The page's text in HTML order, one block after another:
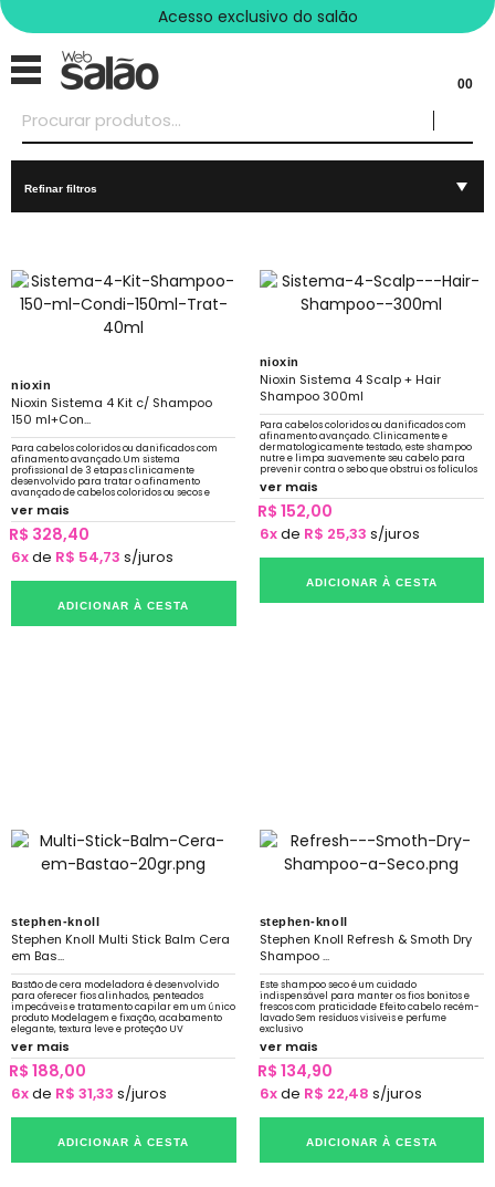
Acesso exclusivo do salão
00
Refinar filtros
nioxin
Nioxin Sistema 4 Kit c/ Shampoo
150 ml+Con...
Para cabelos coloridos ou danificados com
afinamento avançado.Um sistema
profissional de 3 etapas clinicamente
desenvolvido para tratar o afinamento
avançado de cabelos coloridos ou secos e
danificados.
ver mais
R$ 328,40
6xde R$ 54,73 s/juros
ADICIONAR À CESTA
nioxin
Nioxin Sistema 4 Scalp + Hair
Shampoo 300ml
Para cabelos coloridos ou danificados com
afinamento avançado. Clinicamente e
dermatologicamente testado, este shampoo
nutre e limpa suavemente seu cabelo para
prevenir contra o sebo que obstrui os folículos
ver mais
R$ 152,00
6xde R$ 25,33 s/juros
ADICIONAR À CESTA
stephen-knoll
Stephen Knoll Multi Stick Balm Cera
em Bas...
Bastão de cera modeladora é desenvolvido
para oferecer fios alinhados, penteados
impecáveis e tratamento capilar em um único
produto Modelagem e fixação, acabamento
elegante, textura leve e proteção UV
ver mais
R$ 188,00
6xde R$ 31,33 s/juros
ADICIONAR À CESTA
stephen-knoll
Stephen Knoll Refresh & Smoth Dry
Shampoo ...
Este shampoo seco é um cuidado
indispensável para manter os fios bonitos e
frescos com praticidade Efeito cabelo recém-
lavado Sem resíduos visíveis e perfume
exclusivo
ver mais
R$ 134,90
6xde R$ 22,48 s/juros
ADICIONAR À CESTA